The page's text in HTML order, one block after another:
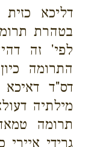
דליכא
בטהרת
לפי' זה
התרומה
דס"ד
מילתיה
תרומה